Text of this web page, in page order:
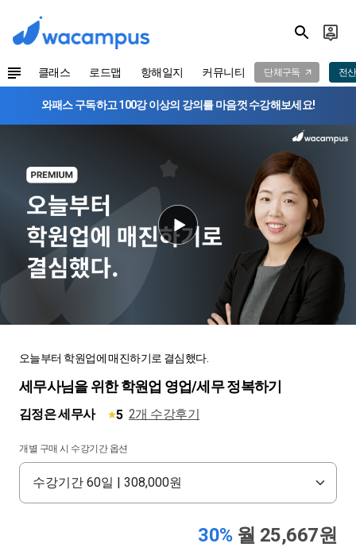
클래스 로드맵 항해일지 커뮤니티 단체구독 전
와패스 구독하고 100강 이상의 강의를 마음껏 수강해보세요!
오늘부터 학원업에 매진하기로 결심했다.
세무사님을 위한 학원업 영업/세무 정복하기
김정은 세무사 5 2개 수강후기
개별 구매 시 수강기간 옵션
30% 월 25,667원